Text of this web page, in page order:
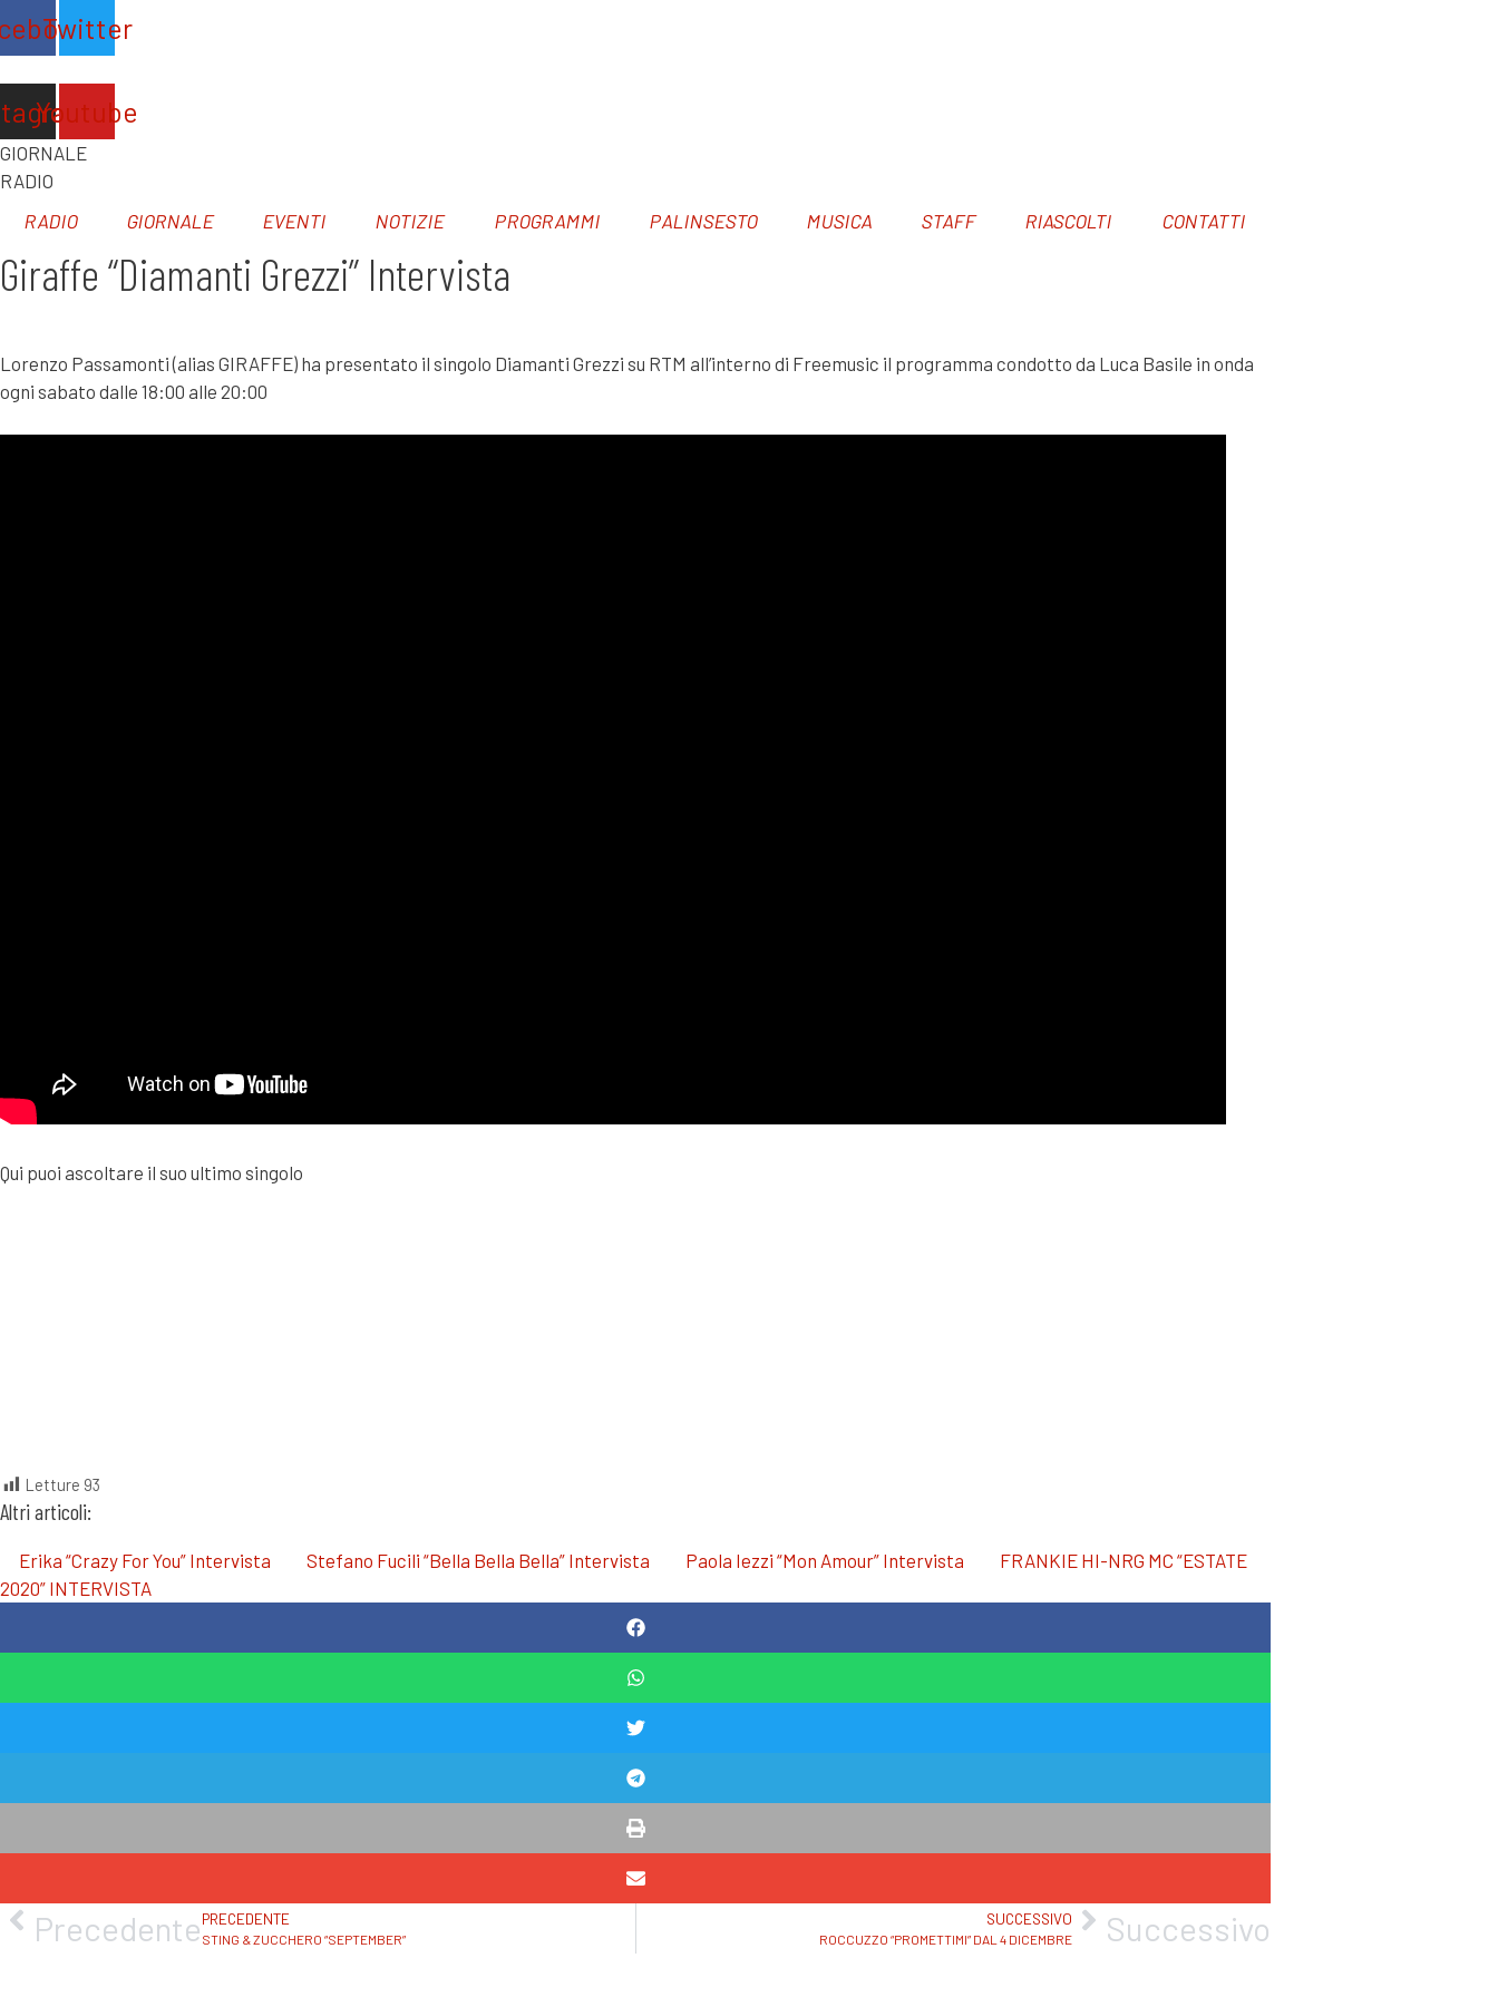
al
Twitter
Youtube
GIORNALE
RADIO
RADIO
GIORNALE EVENTI NOTIZIE PROGRAMMI PALINSESTO MUSICA STAFF RIASCOLTI CONTATTI
Giraffe “Diamanti Grezzi” Intervista
Lorenzo Passamonti (alias GIRAFFE) ha presentato il singolo Diamanti Grezzi su RTM all’interno di Freemusic il programma condotto da Luca Basile in onda
ogni sabato dalle 18:00 alle 20:00
Qui puoi ascoltare il suo ultimo singolo
Letture 93
Altri articoli:
Erika “Crazy For You” Intervista Stefano Fucili “Bella Bella Bella” Intervista Paola Iezzi “Mon Amour” Intervista
FRANKIE HI-NRG MC “ESTATE
2020” INTERVISTA
PrecedentePRECEDENTE
STING & ZUCCHERO “SEPTEMBER”
SUCCESSIVO
ROCCUZZO “PROMETTIMI” DAL 4 DICEMBRE Successivo